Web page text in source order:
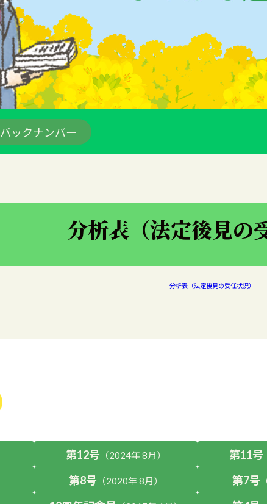
バックナンバー
分析表（法定後見の
分析表（法定後見の受任状況）
第12号 （2024年 8月） 第11号
第8号 （2020年 8月） 第7号